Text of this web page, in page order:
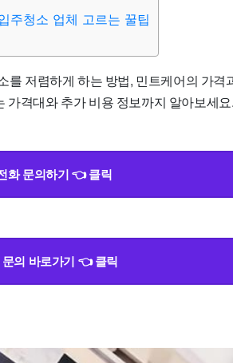
주청소 업체 고르는 꿀팁
저렴하게 하는 방법, 민트케어의 가격
격대와 추가 비용 정보까지 알아보세
화 문의하기 👈 클릭
의 바로가기 👈 클릭